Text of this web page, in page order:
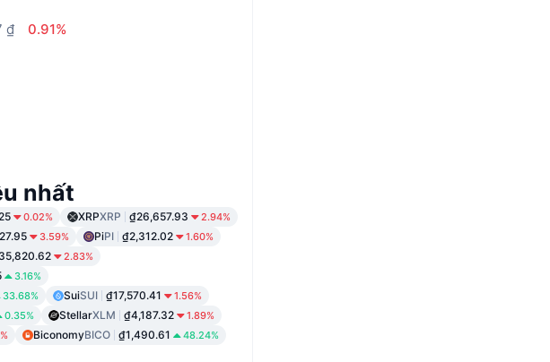
₫
0.91%
nhất
0.02% XRPXRP ₫26,657.93 2.94%
3.59% PiPI ₫2,312.02 1.60%
2.83%
3.16%
33.68% SuiSUI ₫17,570.41 1.56%
0.35% StellarXLM ₫4,187.32 1.89%
BiconomyBICO ₫1,490.61 48.24%